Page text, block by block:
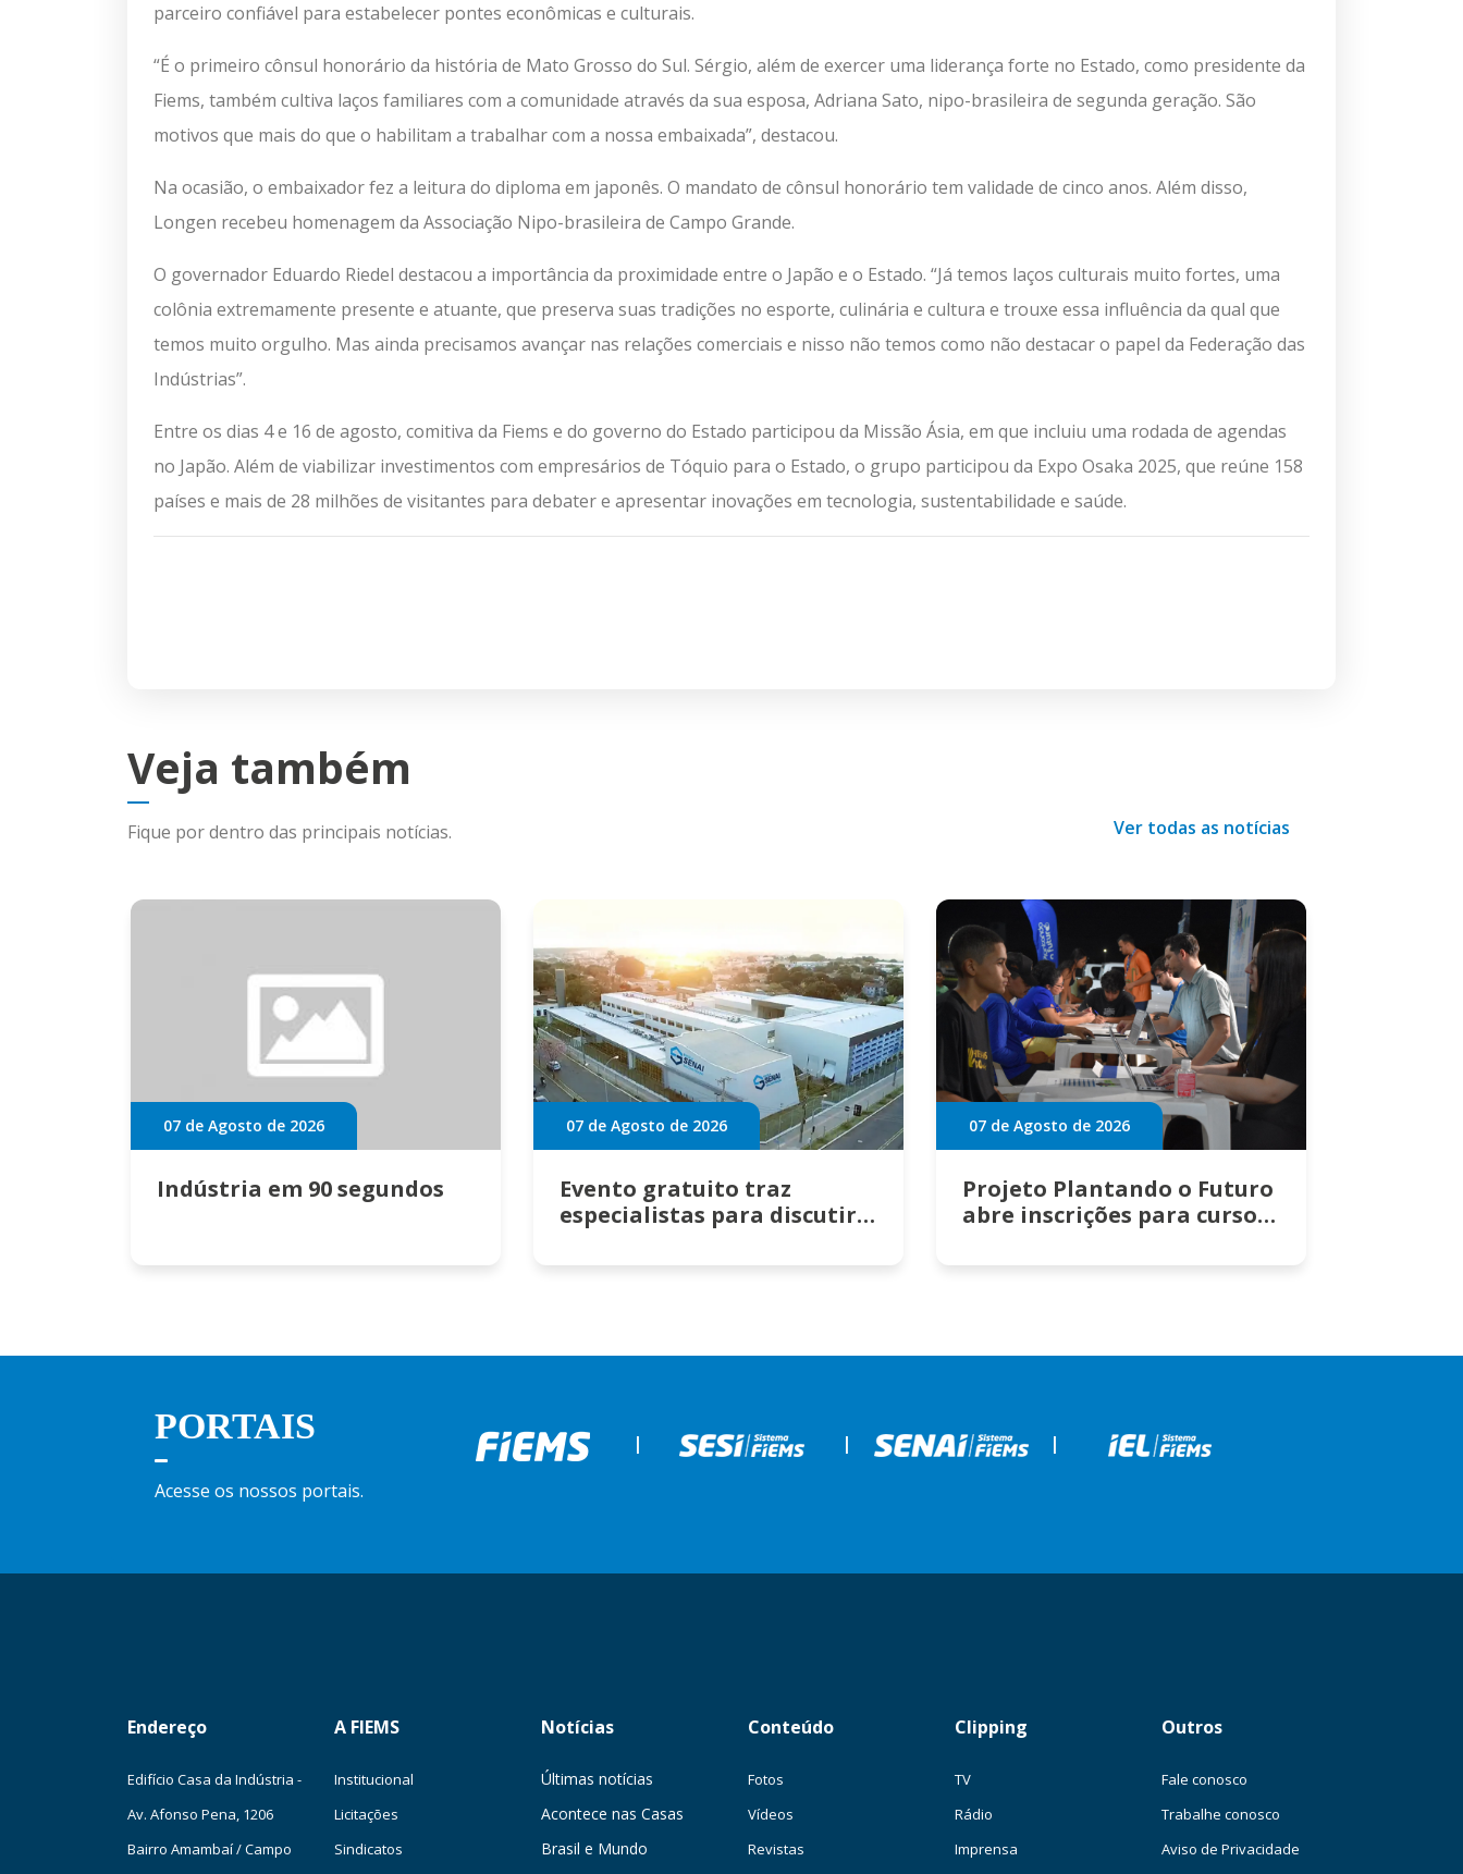
parceiro confiável para estabelecer pontes econômicas e culturais.
“É o primeiro cônsul honorário da história de Mato Grosso do Sul. Sérgio, além de exercer uma liderança forte no Estado, como presidente da
Fiems, também cultiva laços familiares com a comunidade através da sua esposa, Adriana Sato, nipo-brasileira de segunda geração. São
motivos que mais do que o habilitam a trabalhar com a nossa embaixada”, destacou.
Na ocasião, o embaixador fez a leitura do diploma em japonês. O mandato de cônsul honorário tem validade de cinco anos. Além disso,
Longen recebeu homenagem da Associação Nipo-brasileira de Campo Grande.
O governador Eduardo Riedel destacou a importância da proximidade entre o Japão e o Estado. “Já temos laços culturais muito fortes, uma
colônia extremamente presente e atuante, que preserva suas tradições no esporte, culinária e cultura e trouxe essa influência da qual que
temos muito orgulho. Mas ainda precisamos avançar nas relações comerciais e nisso não temos como não destacar o papel da Federação das
Indústrias”.
Entre os dias 4 e 16 de agosto, comitiva da Fiems e do governo do Estado participou da Missão Ásia, em que incluiu uma rodada de agendas
no Japão. Além de viabilizar investimentos com empresários de Tóquio para o Estado, o grupo participou da Expo Osaka 2025, que reúne 158
países e mais de 28 milhões de visitantes para debater e apresentar inovações em tecnologia, sustentabilidade e saúde.
Veja também
Fique por dentro das principais notícias. Ver todas as notícias
07 de Agosto de 2026
Indústria em 90 segundos
07 de Agosto de 2026
Evento gratuito traz
especialistas para discutir
07 de Agosto de 2026
Projeto Plantando o Futuro
abre inscrições para cursos
PORTAIS
Acesse os nossos portais.
| | |
Endereço
Edifício Casa da Indústria -
Av. Afonso Pena, 1206
Bairro Amambaí / Campo
A FIEMS
Institucional
Licitações
Sindicatos
Notícias
Últimas notícias
Acontece nas Casas
Brasil e Mundo
Conteúdo
Fotos
Vídeos
Revistas
Clipping
TV
Rádio
Imprensa
Outros
Fale conosco
Trabalhe conosco
Aviso de Privacidade